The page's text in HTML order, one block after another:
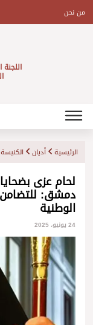
contentمن نحن
الرئيسية أديان
لحام عزى
دمشق:
الوطنية
24 يونيو، 2025